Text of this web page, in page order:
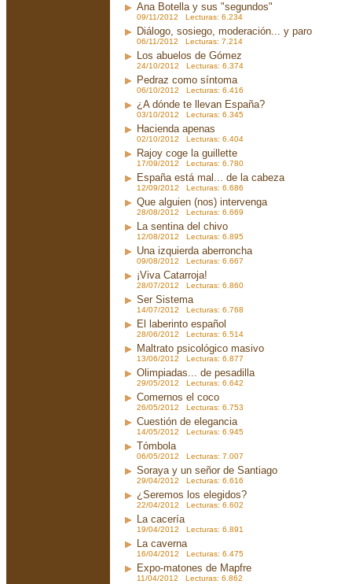
Ana Botella y sus "segundos"
09/11/2012 Lecturas: 6.234
Diálogo, sosiego, moderación... y paro
06/11/2012 Lecturas: 7.214
Los abuelos de Gómez
24/10/2012 Lecturas: 6.374
Pedraz como síntoma
06/10/2012 Lecturas: 6.416
¿A dónde te llevan España?
03/10/2012 Lecturas: 6.345
Hacienda apenas
02/10/2012 Lecturas: 6.404
Rajoy coge la guillette
17/09/2012 Lecturas: 6.780
España está mal... de la cabeza
12/09/2012 Lecturas: 6.686
Que alguien (nos) intervenga
28/08/2012 Lecturas: 6.669
La sentina del chivo
12/08/2012 Lecturas: 6.895
Una izquierda aberroncha
09/08/2012 Lecturas: 6.667
¡Viva Catarroja!
28/07/2012 Lecturas: 6.860
Ser Sistema
14/07/2012 Lecturas: 6.768
El laberinto español
28/06/2012 Lecturas: 6.514
Maltrato psicológico masivo
13/06/2012 Lecturas: 6.877
Olimpiadas... de pesadilla
29/05/2012 Lecturas: 6.642
Comernos el coco
26/05/2012 Lecturas: 6.753
Cuestión de elegancia
14/05/2012 Lecturas: 6.945
Tómbola
06/05/2012 Lecturas: 7.007
Soraya y un señor de Santiago
29/04/2012 Lecturas: 6.616
¿Seremos los elegidos?
22/04/2012 Lecturas: 6.602
La cacería
19/04/2012 Lecturas: 6.891
La caverna
16/04/2012 Lecturas: 6.475
Expo-matones de Mapfre
11/04/2012 Lecturas: 6.862